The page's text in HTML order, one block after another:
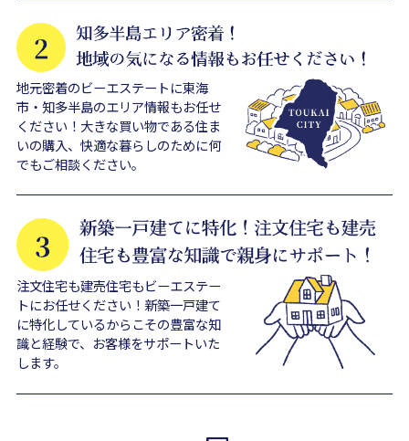
地元密着のビーエステートに東海
市・知多半島のエリア情報もお任せ
ください！大きな買い物である住ま
いの購入、快適な暮らしのために何
でもご相談ください。
注文住宅も建売住宅もビーエステー
トにお任せください！新築一戸建て
に特化しているからこその豊富な知
識と経験で、お客様をサポートいた
します。